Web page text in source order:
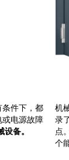
件下，都
电源故障
备。
机
录
点
个